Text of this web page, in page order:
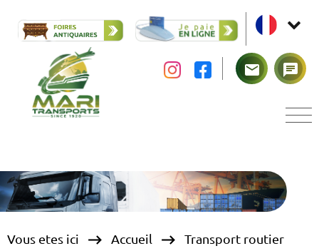
mail chat
Vous etes ici keyboard_backspace Accueil keyboard_backspace Transport routier